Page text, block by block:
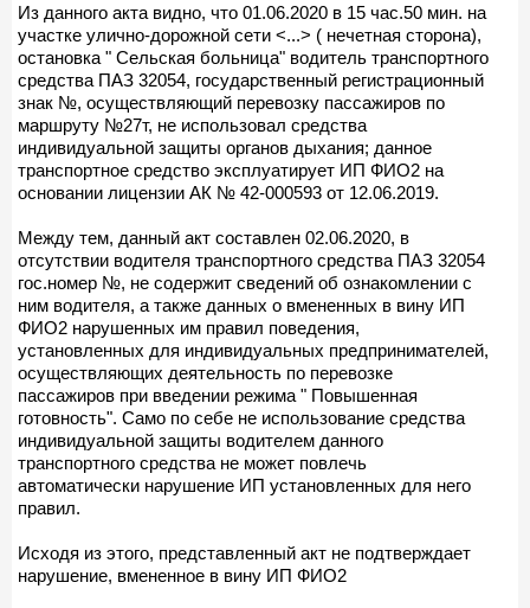
Из данного акта видно, что 01.06.2020 в 15 час.50 мин. на
участке улично-дорожной сети <...> ( нечетная сторона),
остановка " Сельская больница" водитель транспортного
средства ПАЗ 32054, государственный регистрационный
знак №, осуществляющий перевозку пассажиров по
маршруту №27т, не использовал средства
индивидуальной защиты органов дыхания; данное
транспортное средство эксплуатирует ИП ФИО2 на
основании лицензии АК № 42-000593 от 12.06.2019.
Между тем, данный акт составлен 02.06.2020, в
отсутствии водителя транспортного средства ПАЗ 32054
гос.номер №, не содержит сведений об ознакомлении с
ним водителя, а также данных о вмененных в вину ИП
ФИО2 нарушенных им правил поведения,
установленных для индивидуальных предпринимателей,
осуществляющих деятельность по перевозке
пассажиров при введении режима " Повышенная
готовность". Само по себе не использование средства
индивидуальной защиты водителем данного
транспортного средства не может повлечь
автоматически нарушение ИП установленных для него
правил.
Исходя из этого, представленный акт не подтверждает
нарушение, вмененное в вину ИП ФИО2